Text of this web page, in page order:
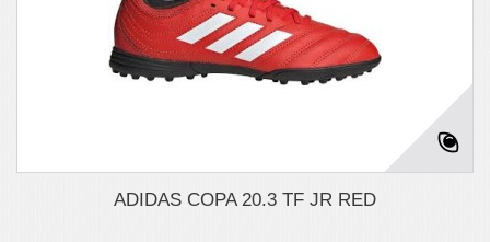
ADIDAS COPA 20.3 TF JR RED